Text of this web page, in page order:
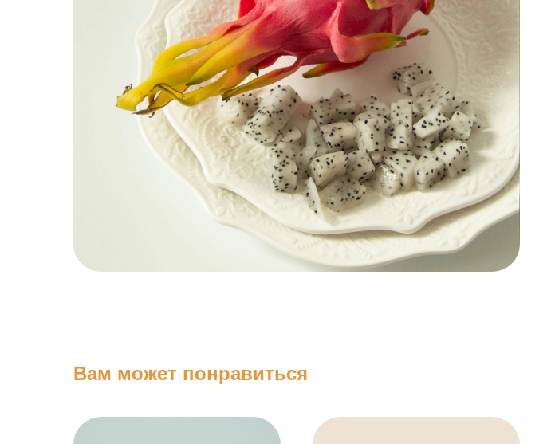
Вам может понравиться